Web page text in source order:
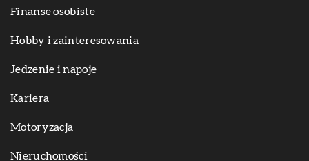
Finanse osobiste
Hobby i zainteresowania
Jedzenie i napoje
Kariera
Motoryzacja
Nieruchomości